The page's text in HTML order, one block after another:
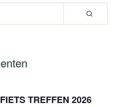
TREFFEN 2026